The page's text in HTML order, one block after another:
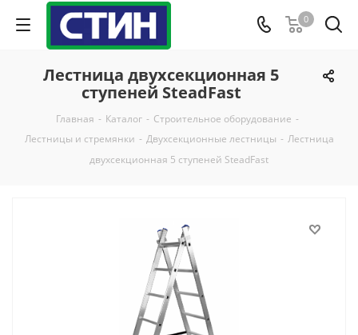
0
Лестница двухсекционная 5
ступеней SteadFast
Главная - Каталог - Строительное оборудование -
Лестницы и стремянки - Двухсекционные лестницы - Лестница
двухсекционная 5 ступеней SteadFast